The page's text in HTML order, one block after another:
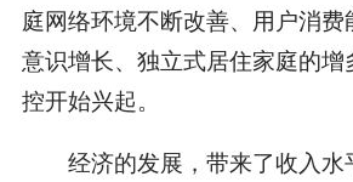
庭网络环境不断改善、用户消
意识增长、独立式居住家庭的
控开始兴起。
经济的发展，带来了收入水